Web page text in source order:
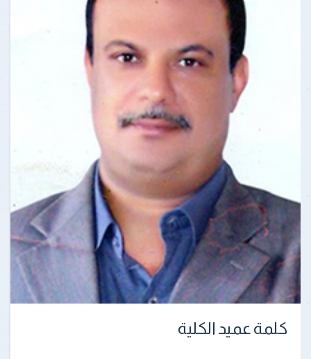
كلمة عميد الكلية